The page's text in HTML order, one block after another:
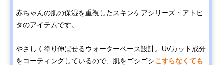
赤ちゃんの肌の保湿を重視したスキンケアシリーズ・アトピ
タのアイテムです。
やさしく塗り伸ばせるウォーターベース設計。UVカット成分
をコーティングしているので、肌をゴシゴシこすらなくても